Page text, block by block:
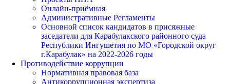
Онлайн-приёмная
Административные Регламенты
Основной список кандидатов в присяжные
заседатели для Карабулакского районного суда
Республики Ингушетия по МО «Городской округ
г.Карабулак» на 2022-2026 годы
Противодействие коррупции
Нормативная правовая база
Антикоррупционная экспертиза